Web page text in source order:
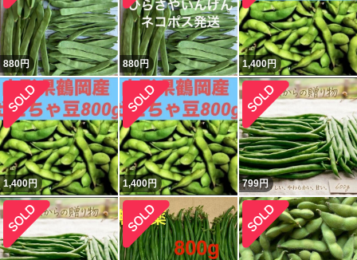
880円 880円 1,400円
1,400円 1,400円 799円